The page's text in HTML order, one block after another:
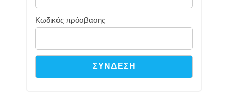
Κωδικός πρόσβασης